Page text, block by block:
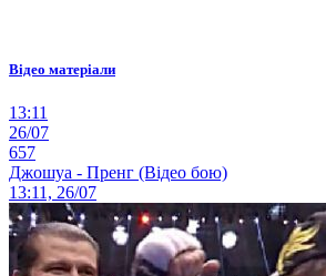
Відео матеріали
13:11
26/07
657
Джошуа - Пренг (Відео бою)
13:11, 26/07